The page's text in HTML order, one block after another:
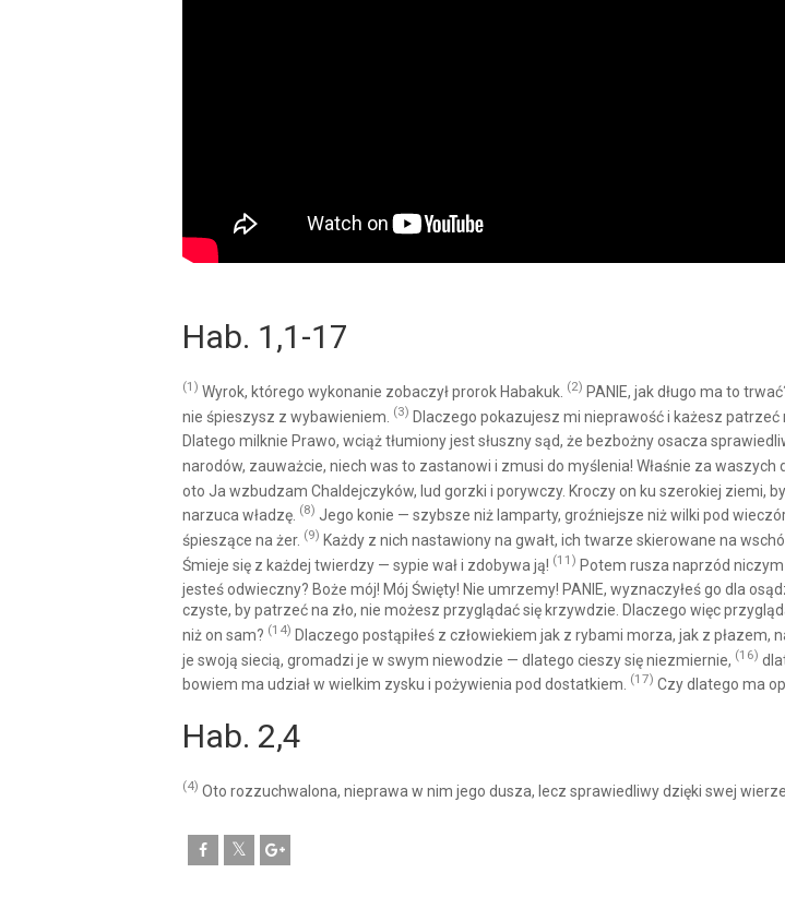
Hab. 1,1-17
(1) Wyrok, którego wykonanie zobaczył prorok Habakuk. (2) PANIE, jak długo ma to
nie śpieszysz z wybawieniem. (3) Dlaczego pokazujesz mi nieprawość i każesz patrzeć
Dlatego milknie Prawo, wciąż tłumiony jest słuszny sąd, że bezbożny osacza
narodów, zauważcie, niech was to zastanowi i zmusi do myślenia! Właśnie za
oto Ja wzbudzam Chaldejczyków, lud gorzki i porywczy. Kroczy on ku szerokiej ziemi,
narzuca władzę. (8) Jego konie — szybsze niż lamparty, groźniejsze niż wilki pod
śpieszące na żer. (9) Każdy z nich nastawiony na gwałt, ich twarze skierowane na
Śmieje się z każdej twierdzy — sypie wał i zdobywa ją! (11) Potem rusza naprzód niczym
jesteś odwieczny? Boże mój! Mój Święty! Nie umrzemy! PANIE, wyznaczyłeś go dla
czyste, by patrzeć na zło, nie możesz przyglądać się krzywdzie. Dlaczego więc
niż on sam? (14) Dlaczego postąpiłeś z człowiekiem jak z rybami morza, jak z płazem,
je swoją siecią, gromadzi je w swym niewodzie — dlatego cieszy się niezmiernie, (16)
bowiem ma udział w wielkim zysku i pożywienia pod dostatkiem. (17) Czy dlatego ma
Hab. 2,4
(4) Oto rozzuchwalona, nieprawa w nim jego dusza, lecz sprawiedliwy dzięki swej wierze